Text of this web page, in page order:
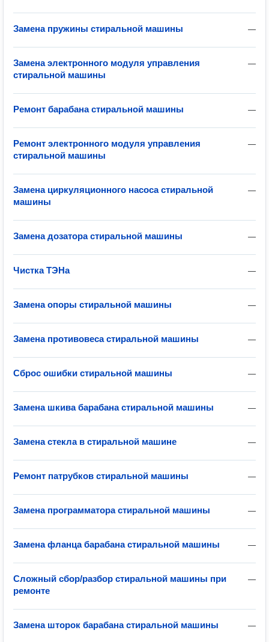
—
Замена пружины стиральной машины
—
Замена электронного модуля управления
стиральной машины
—
Ремонт барабана стиральной машины
—
Ремонт электронного модуля управления
стиральной машины
—
Замена циркуляционного насоса стиральной
машины
—
Замена дозатора стиральной машины
—
Чистка ТЭНа
—
Замена опоры стиральной машины
—
Замена противовеса стиральной машины
—
Сброс ошибки стиральной машины
—
Замена шкива барабана стиральной машины
—
Замена стекла в стиральной машине
—
Ремонт патрубков стиральной машины
—
Замена программатора стиральной машины
—
Замена фланца барабана стиральной машины
—
Сложный сбор/разбор стиральной машины при
ремонте
—
Замена шторок барабана стиральной машины